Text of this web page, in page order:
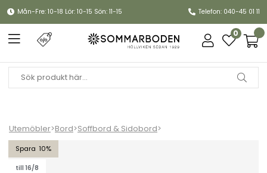
Mån-Fre: 10-18 Lör: 10-15 Sön: 11-15 Telefon: 040-45 01 11
0
Utemöbler>Bord>Soffbord & Sidobord>
10
till 16/8
Poul sidobord - dusty green/offwhite textilene